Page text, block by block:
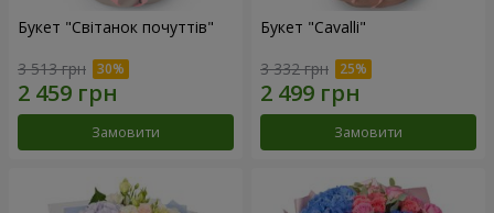
Букет "Світанок почуттів"
3 513 грн
Замовити
Букет "Cаvalli"
3 332 грн
Замовити